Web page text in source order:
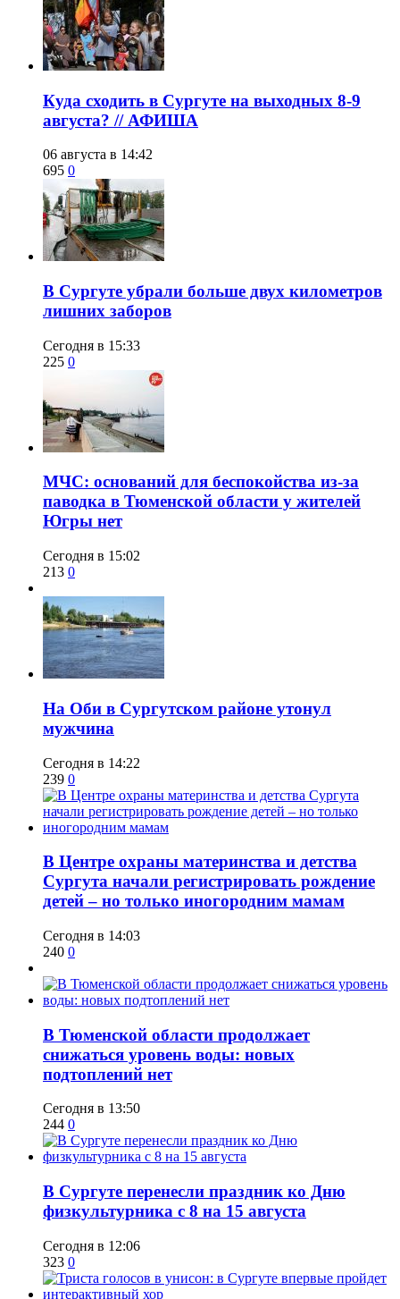
​Куда сходить в Сургуте на выходных 8-9
августа? // АФИША
06 августа в 14:42
695 0
​В Сургуте убрали больше двух километров
лишних заборов
Сегодня в 15:33
225 0
​МЧС: оснований для беспокойства из-за
паводка в Тюменской области у жителей
Югры нет
Сегодня в 15:02
213 0
​На Оби в Сургутском районе утонул
мужчина
Сегодня в 14:22
239 0
​В Центре охраны материнства и детства
Сургута начали регистрировать рождение
детей – но только иногородним мамам
Сегодня в 14:03
240 0
​В Тюменской области продолжает
снижаться уровень воды: новых
подтоплений нет
Сегодня в 13:50
244 0
​В Сургуте перенесли праздник ко Дню
физкультурника с 8 на 15 августа
Сегодня в 12:06
323 0